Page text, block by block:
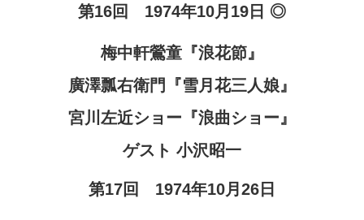
第16回 1974年10月19日 ◎
梅中軒鶯童『浪花節』
廣澤瓢右衛門『雪月花三人娘』
宮川 左近ショー『浪曲ショー』
ゲスト 小沢昭一
第17回 1974年10月26日